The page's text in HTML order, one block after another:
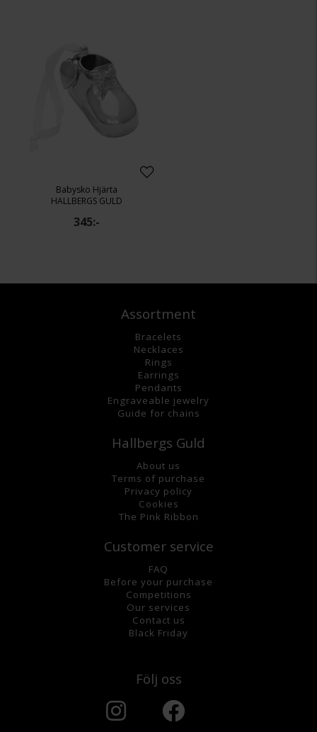
Babysko Hjärta
HALLBERGS GULD
345:-
Assortment
Bracelets
Necklaces
Rings
Earrings
Pendants
Engraveable jewelry
Guide for chains
Hallbergs Guld
About us
Terms of purchase
Privacy policy
Cookies
The Pink Ribbon
Customer service
FAQ
Before your purchase
Competitions
Our services
Contact us
Black Friday
Följ oss